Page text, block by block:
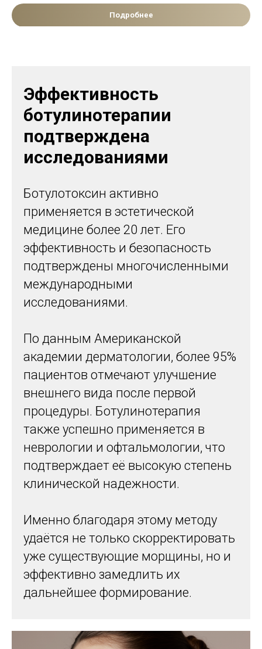
Подробнее
Эффективность
ботулинотерапии
подтверждена
исследованиями
Ботулотоксин активно
применяется в эстетической
медицине более 20 лет. Его
эффективность и безопасность
подтверждены многочисленными
международными
исследованиями.
По данным Американской
академии дерматологии, более 95%
пациентов отмечают улучшение
внешнего вида после первой
процедуры. Ботулинотерапия
также успешно применяется в
неврологии и офтальмологии, что
подтверждает её высокую степень
клинической надежности.
Именно благодаря этому методу
удаётся не только скорректировать
уже существующие морщины, но и
эффективно замедлить их
дальнейшее формирование.